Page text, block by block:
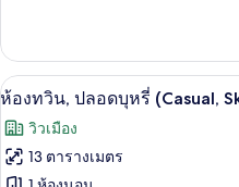
Floor)
เกี่ยว
กับ
ห้อง
น,
ปลอด
บุหรี่
เปิด
ภาพถ่าย
ทั้งหมด
46
ห้องทวิน, ปลอดบุหรี่ (Casual,
วิวเมือง
13 ตารางเมตร